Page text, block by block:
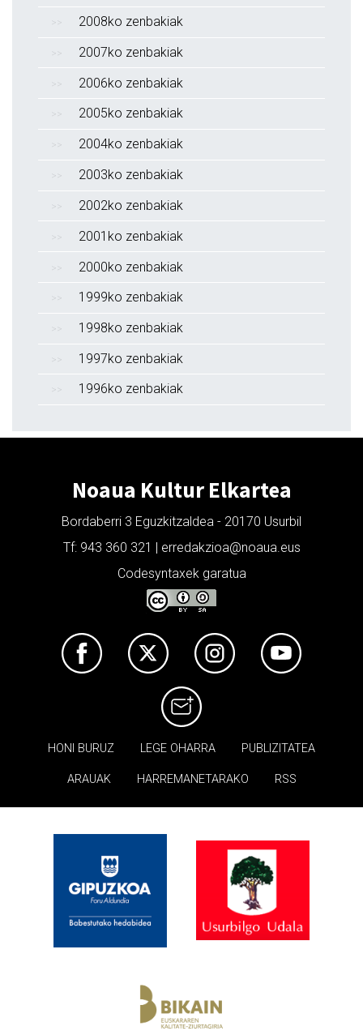
2008ko zenbakiak
2007ko zenbakiak
2006ko zenbakiak
2005ko zenbakiak
2004ko zenbakiak
2003ko zenbakiak
2002ko zenbakiak
2001ko zenbakiak
2000ko zenbakiak
1999ko zenbakiak
1998ko zenbakiak
1997ko zenbakiak
1996ko zenbakiak
Noaua Kultur Elkartea
Bordaberri 3 Eguzkitzaldea - 20170 Usurbil
Tf: 943 360 321 | erredakzioa@noaua.eus
Codesyntaxek garatua
HONI BURUZ LEGE OHARRA PUBLIZITATEA
ARAUAK HARREMANETARAKO RSS